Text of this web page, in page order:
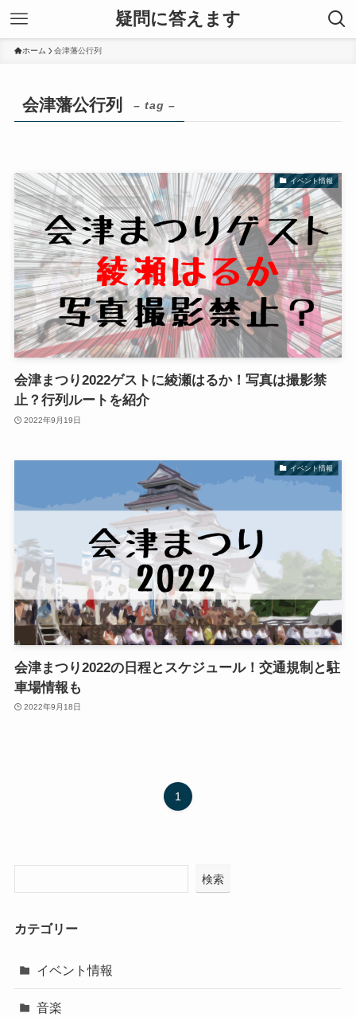
疑問に答えます
ホーム 会津藩公行列
会津藩公行列 – tag –
イベント情報
会津まつり2022ゲストに綾瀬はるか！写真は撮影禁
止？行列ルートを紹介
2022年9月19日
イベント情報
会津まつり2022の日程とスケジュール！交通規制と駐
車場情報も
2022年9月18日
1
検索
カテゴリー
イベント情報
音楽